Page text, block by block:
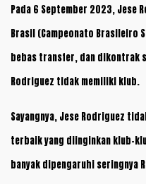
Pada 6 September 2023, Jese
Brasil (Campeonato Brasileiro
bebas transfer, dan dikontrak
Rodriguez tidak memiliki klub.
Sayangnya, Jese Rodriguez
terbaik yang diinginkan klub-
banyak dipengaruhi seringnya